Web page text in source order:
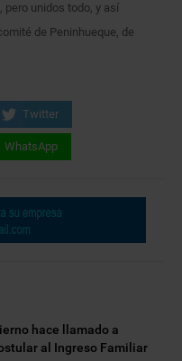
pero unidos todo, y así
de Peninhueque, de
Twitter
WhatsApp
hace llamado a
al Ingreso Familiar